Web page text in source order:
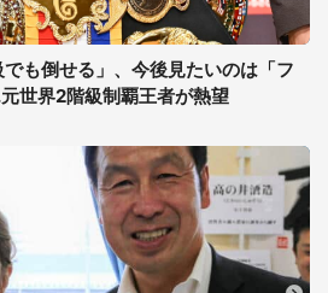
も倒せる」、今後見たいのは「フ
世界2階級制覇王者が熱望